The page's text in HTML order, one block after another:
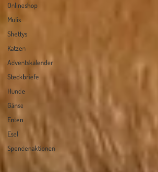
Onlineshop
Mulis
Shettys
Katzen
Adventskalender
Steckbriefe
Hunde
Gänse
Enten
Esel
Spendenaktionen